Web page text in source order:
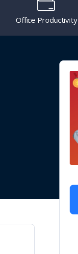
Office Productivity